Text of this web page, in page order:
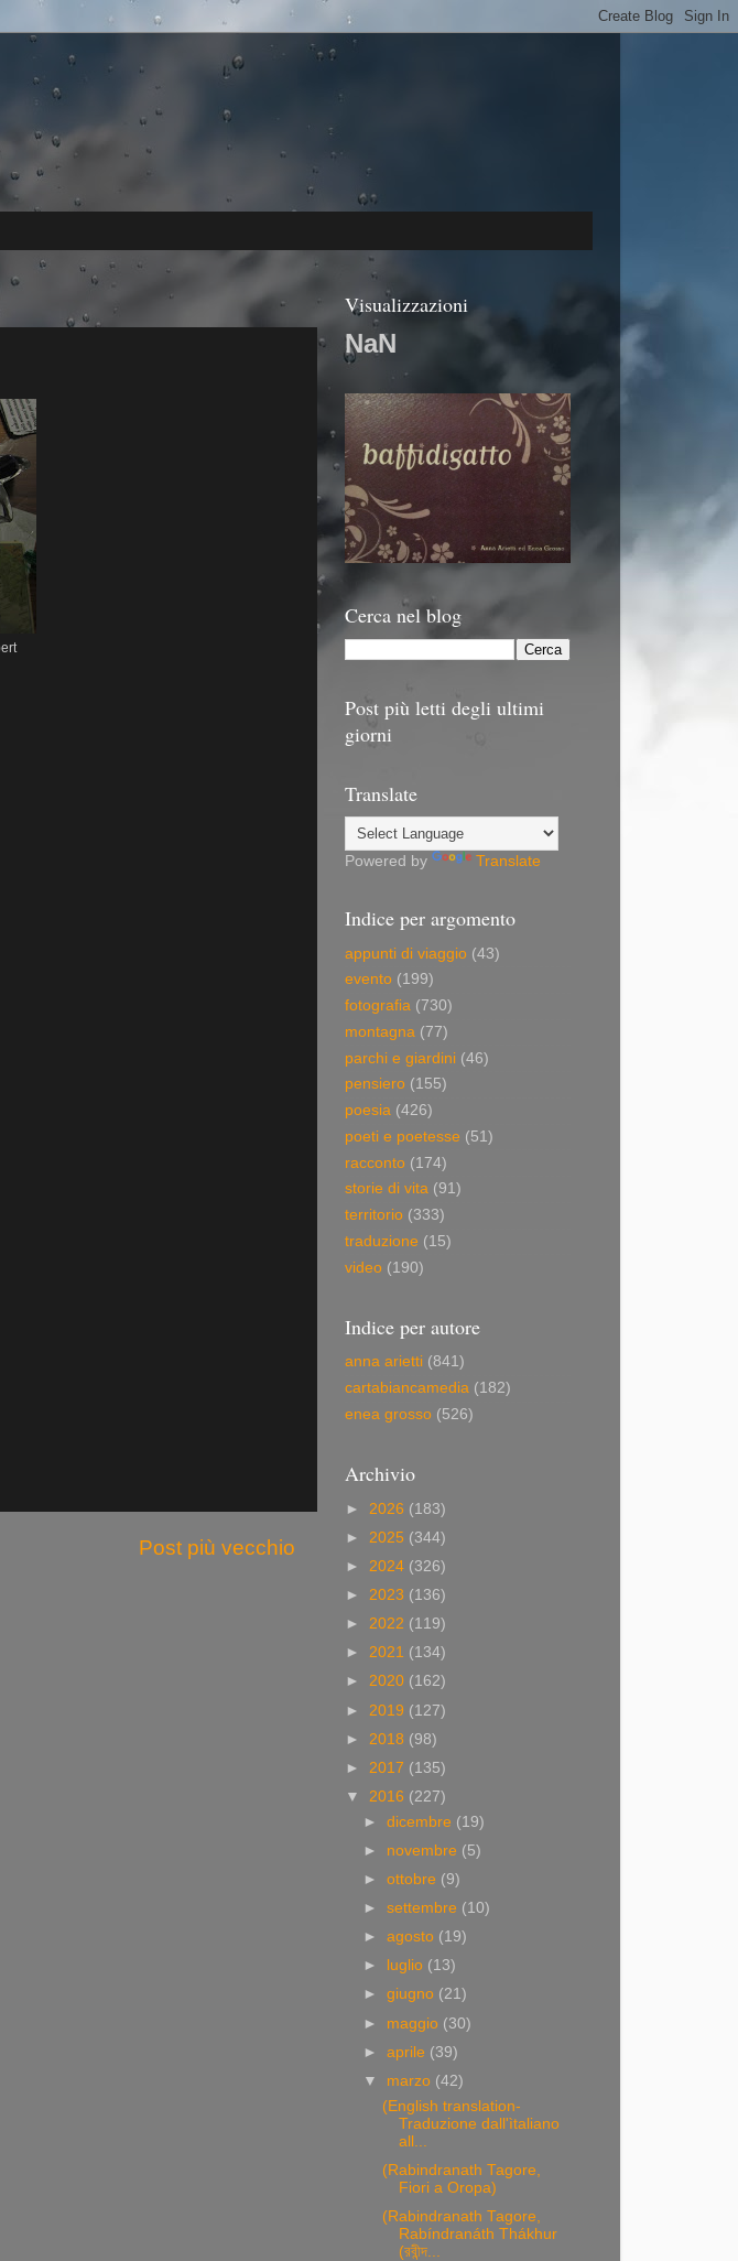
Post più vecchio
Visualizzazioni
NaN
Cerca nel blog
Post più letti degli ultimi
giorni
Translate
Powered by Translate
Indice per argomento
appunti di viaggio (43)
evento (199)
fotografia (730)
montagna (77)
parchi e giardini (46)
pensiero (155)
poesia (426)
poeti e poetesse (51)
racconto (174)
storie di vita (91)
territorio (333)
traduzione (15)
video (190)
Indice per autore
anna arietti (841)
cartabiancamedia (182)
enea grosso (526)
Archivio
► 2026 (183)
► 2025 (344)
► 2024 (326)
► 2023 (136)
► 2022 (119)
► 2021 (134)
► 2020 (162)
► 2019 (127)
► 2018 (98)
► 2017 (135)
▼ 2016 (227)
►dicembre (19)
► novembre (5)
►ottobre (9)
►settembre (10)
►agosto (19)
►
luglio (13)
►giugno (21)
► maggio (30)
►aprile (39)
▼ marzo (42)
(English translation-
Traduzione dall'ìtaliano
all...
(Rabindranath Tagore,
Fiori a Oropa)
(Rabindranath Tagore,
Rabíndranáth Thákhur
(রবীন্দ...